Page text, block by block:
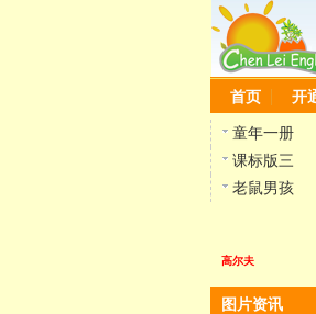
首页 开
童年一册
课标版三
老鼠男孩
高尔夫
图片资讯